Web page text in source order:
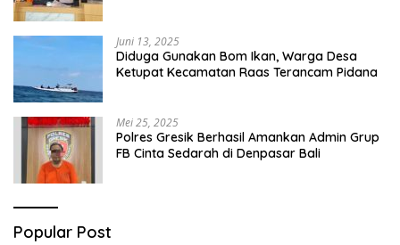
Juni 13, 2025
Diduga Gunakan Bom Ikan, Warga Desa
Ketupat Kecamatan Raas Terancam Pidana
Mei 25, 2025
Polres Gresik Berhasil Amankan Admin Grup
FB Cinta Sedarah di Denpasar Bali
Popular Post